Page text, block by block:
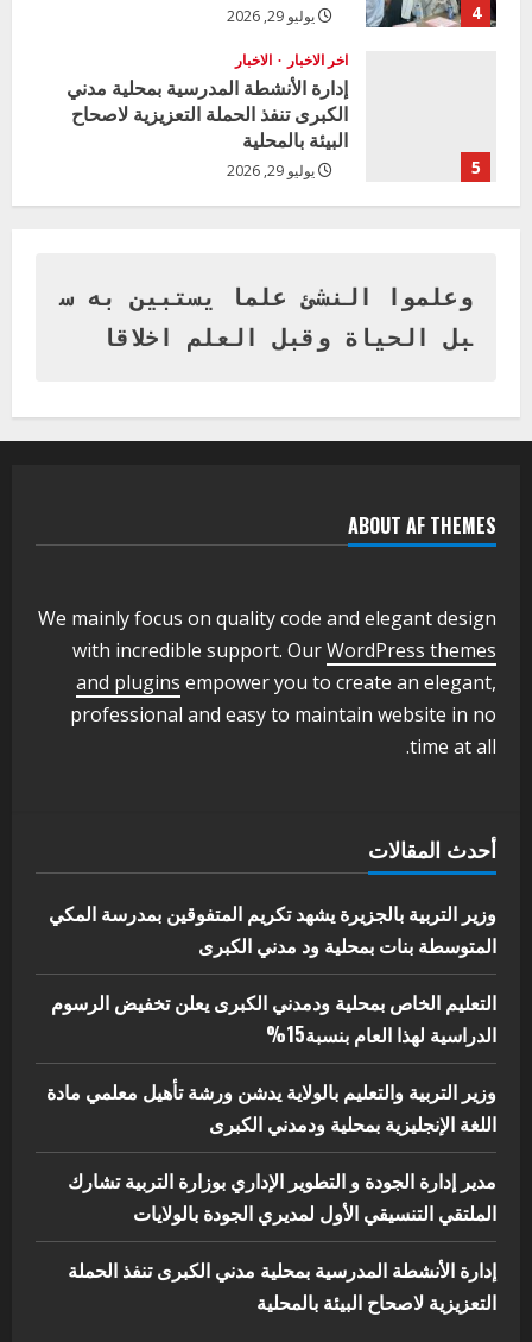
4 يوليو 29, 2026
5
اخر الاخبار الاخبار
إدارة الأنشطة المدرسية بمحلية مدني
الكبرى تنفذ الحملة التعزيزية لاصحاح
البيئة بالمحلية
يوليو 29, 2026
بنات بمحلية ود مدني الكبرى
أغسطس 3, 2026
يعلن تخفيض الرسوم الدراسية لهذا العام
بنسبة15%
3
وزير التربية والتعليم بالولاية يدشن ورشة
أغسطس 3, 2026
اخر الاخبار الاخبار
مدير إدارة الجودة و التطوير الإداري
بوزارة التربية تشارك الملتقي التنسيقي
5
البيئة بالمحلية
يوليو 29, 2026
وعلموا النشئ علما يستبين به س
بل الحياة وقبل العلم اخلاقا
ABOUT AF THEMES
We mainly focus on quality code and elegant design
with incredible support. OurWordPress themes
and plugins empower you to create an elegant,
professional and easy to maintain website in no
time at all.
أحدث المقالات
وزير التربية بالجزيرة يشهد تكريم المتفوقين بمدرسة المكي
المتوسطة بنات بمحلية ود مدني الكبرى
التعليم الخاص بمحلية ودمدني الكبرى يعلن تخفيض الرسوم
الدراسية لهذا العام بنسبة15%
وزير التربية والتعليم بالولاية يدشن ورشة تأهيل معلمي مادة
اللغة الإنجليزية بمحلية ودمدني الكبرى
مدير إدارة الجودة و التطوير الإداري بوزارة التربية تشارك
الملتقي التنسيقي الأول لمديري الجودة بالولايات
إدارة الأنشطة المدرسية بمحلية مدني الكبرى تنفذ الحملة
التعزيزية لاصحاح البيئة بالمحلية